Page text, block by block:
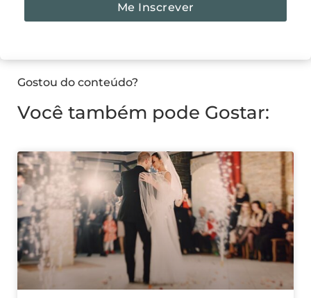
Me Inscrever
Gostou do conteúdo?
Você também pode Gostar: